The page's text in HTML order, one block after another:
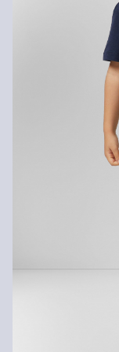
Geen
Normaal
Matig heet